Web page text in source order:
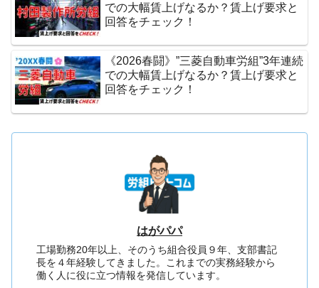
での大幅賃上げなるか？賃上げ要求と
回答をチェック！
《2026春闘》”三菱自動車労組”3年連続
での大幅賃上げなるか？賃上げ要求と
回答をチェック！
はがパパ
工場勤務20年以上、そのうち組合役員９年、支部書記
長を４年経験してきました。これまでの実務経験から
働く人に役に立つ情報を発信しています。